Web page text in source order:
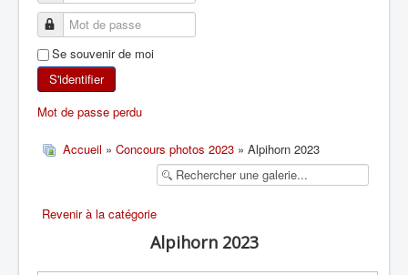
ALPINISME
SKI DE RANDONNÉE
RANDONNÉE SPORTIVE
Se souvenir de moi
S'identifier
Mot de passe perdu
Accueil » Concours photos 2023 » Alpihorn 2023
Revenir à la catégorie
Alpihorn 2023